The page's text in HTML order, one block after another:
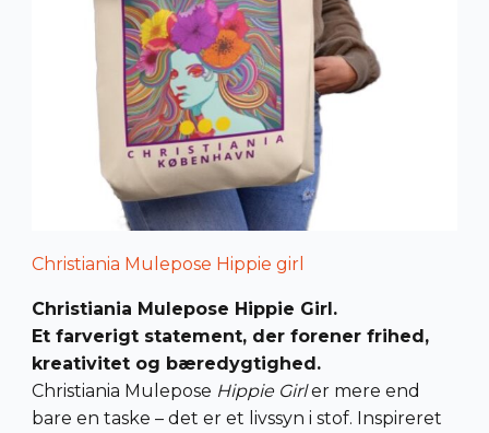
Christiania Mulepose Hippie girl
Christiania Mulepose Hippie Girl.
Et farverigt statement, der forener frihed,
kreativitet og bæredygtighed.
Christiania Mulepose Hippie Girler mere end
bare en taske – det er et livssyn i stof. Inspireret